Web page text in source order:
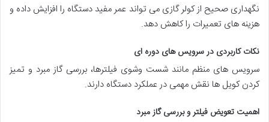
نگهداری صحیح از کولر گازی می تواند عمر مفید دستگاه را افزایش داده و
هزینه های تعمیرات را کاهش دهد.
نکات کاربردی در سرویس های دوره ای
سرویس های منظم مانند شست وشوی فیلترها، بررسی گاز مبرد و تمیز
کردن کویل ها نقش مهمی در عملکرد دستگاه دارند.
اهمیت تعویض فیلتر و بررسی گاز مبرد